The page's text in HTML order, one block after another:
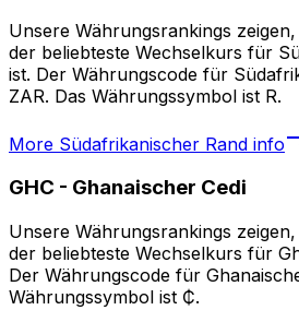
Unsere Währungsrankings
der beliebteste Wechselkurs für
ist. Der Währungscode für
ZAR. Das Währungssymbol ist R.
More Südafrikanischer Rand info
GHC - Ghanaischer Cedi
Unsere Währungsrankings
der beliebteste Wechselkurs für
Der Währungscode für
Währungssymbol ist ₵.